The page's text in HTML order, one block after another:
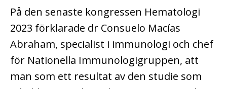
På den senaste kongressen Hematologi
2023 förklarade dr Consuelo Macías
Abraham, specialist i immunologi och chef
för Nationella Immunologigruppen, att
man som ett resultat av den studie som